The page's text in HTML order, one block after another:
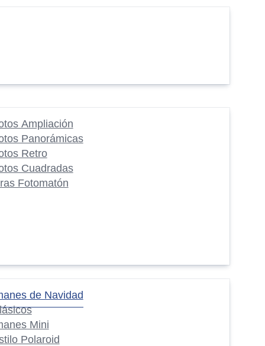
Ampliación
Panorámicas
Retro
Cuadradas
Fotomatón
de Navidad
Mini
Polaroid